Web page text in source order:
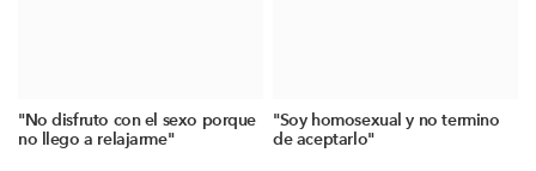
"No disfruto con el sexo porque
no llego a relajarme"
"Soy homosexual y no termino
de aceptarlo"